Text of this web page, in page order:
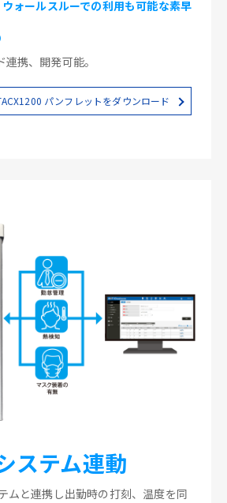
ォールスルーでの利用も可能な素早
携、開発可能。
パンフレットをダウンロード
ステム連動
ムと連携し出勤時の打刻、温度を同